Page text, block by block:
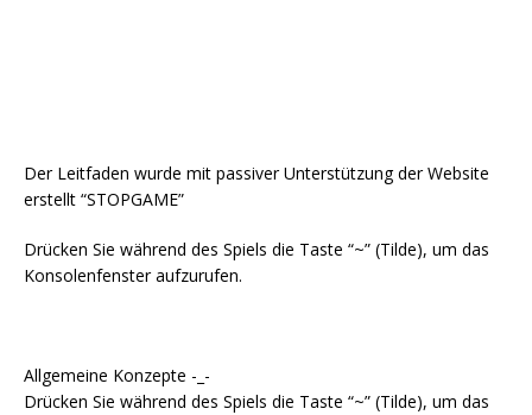
Der Leitfaden wurde mit passiver Unterstützung der Website
erstellt “STOPGAME”
Drücken Sie während des Spiels die Taste “~” (Tilde), um das
Konsolenfenster aufzurufen.
Allgemeine Konzepte -_-
Drücken Sie während des Spiels die Taste “~” (Tilde), um das